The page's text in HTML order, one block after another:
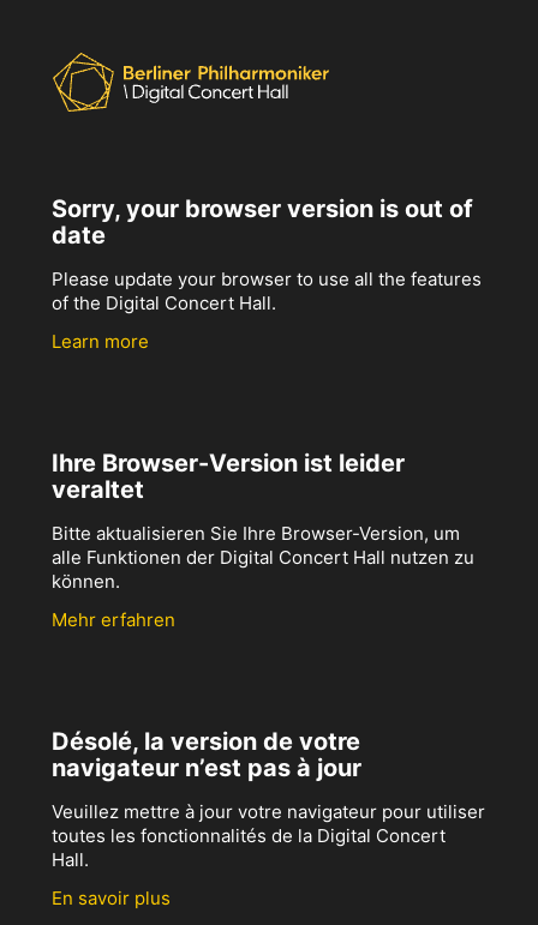
Sorry, your browser version is out of
date
Please update your browser to use all the features
of the Digital Concert Hall.
Learn more
Ihre Browser-Version ist leider
veraltet
Bitte aktualisieren Sie Ihre Browser-Version, um
alle Funktionen der Digital Concert Hall nutzen zu
können.
Mehr erfahren
Désolé, la version de votre
navigateur n’est pas à jour
Veuillez mettre à jour votre navigateur pour utiliser
toutes les fonctionnalités de la Digital Concert
Hall.
En savoir plus